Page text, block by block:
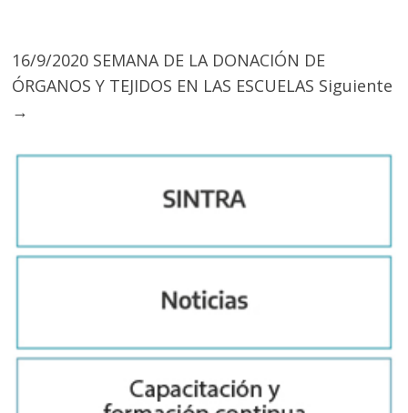
16/9/2020 SEMANA DE LA DONACIÓN DE
ÓRGANOS Y TEJIDOS EN LAS ESCUELAS Siguiente
→